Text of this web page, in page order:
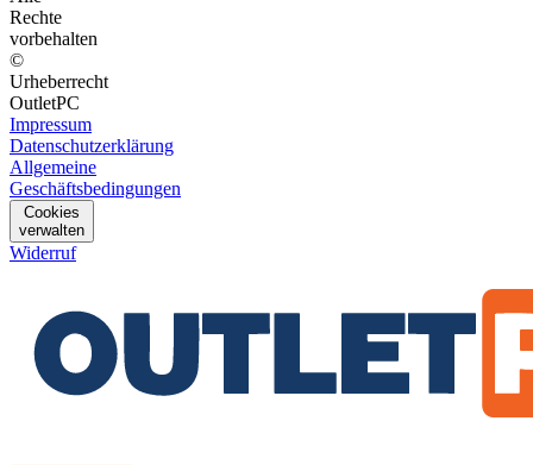
Rechte
vorbehalten
©
Urheberrecht
OutletPC
Impressum
Datenschutzerklärung
Allgemeine
Geschäftsbedingungen
Cookies
verwalten
Widerruf